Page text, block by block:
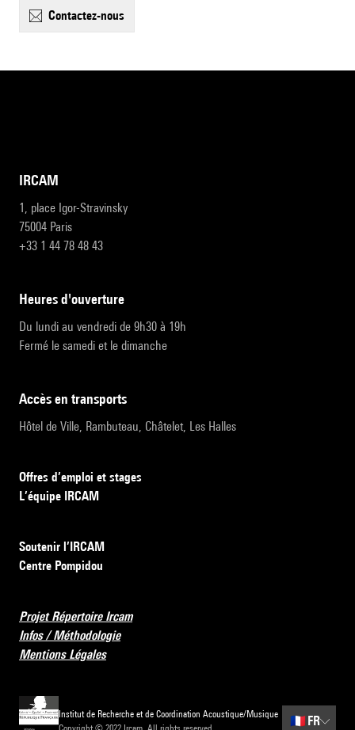
contactez-nous
IRCAM
1, place Igor-Stravinsky
75004 Paris
+33 1 44 78 48 43
heures d'ouverture
Du lundi au vendredi de 9h30 à 19h
Fermé le samedi et le dimanche
accès en transports
Hôtel de Ville, Rambuteau, Châtelet, Les Halles
Offres d’emploi et stages
L’équipe IRCAM
Soutenir l’IRCAM
Centre Pompidou
Projet Répertoire Ircam
Infos / Méthodologie
Mentions Légales
Institut de Recherche et de Coordination Acoustique/Musique
🇫🇷 FR